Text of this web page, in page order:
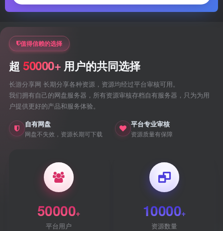
值得信赖的选择
超 50000+ 用户的共同选择
长游分享网 长期分享各种资源，资源均经过平台审核可用。
我们拥有自己的网盘服务器，所有资源审核存档自有服务器，只为为用
户提供更好的产品和服务体验。
自有网盘
网盘不失效，资源长期可下载
平台专业审核
资源质量有保障
50000+
平台用户
10000+
资源数量